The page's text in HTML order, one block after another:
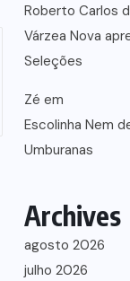
Roberto Carlos
Várzea Nova
Seleções
Zé em
Escolinha Nem
Umburanas
Archives
agosto 2026
julho 2026